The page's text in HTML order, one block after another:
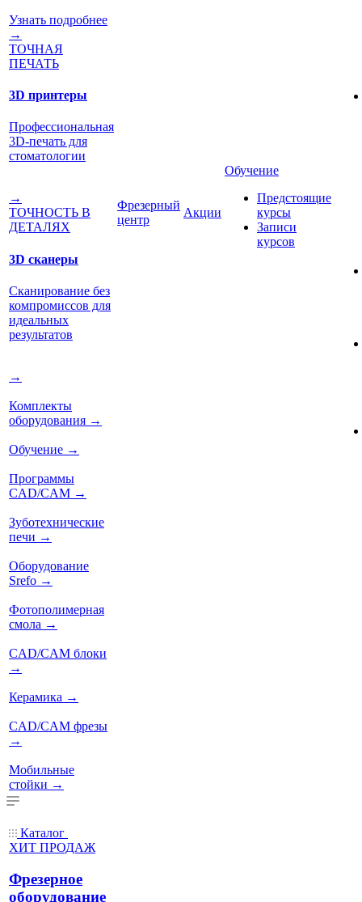
Узнать подробнее
→
ТОЧНАЯ
ПЕЧАТЬ
3D принтеры
Профессиональная
3D-печать для
стоматологии
→
ТОЧНОСТЬ В
ДЕТАЛЯХ
3D сканеры
Сканирование без
компромиссов для
идеальных
результатов
→
Комплекты
оборудования →
Обучение →
Программы
CAD/CAM →
Зуботехнические
печи →
Оборудование
Srefo →
Фотополимерная
смола →
CAD/CAM блоки
→
Керамика →
CAD/CAM фрезы
→
Мобильные
стойки →
Фрезерный
центр
Акции
Обучение
Предстоящие
курсы
Записи
курсов
Каталог
ХИТ ПРОДАЖ
Фрезерное
оборудование